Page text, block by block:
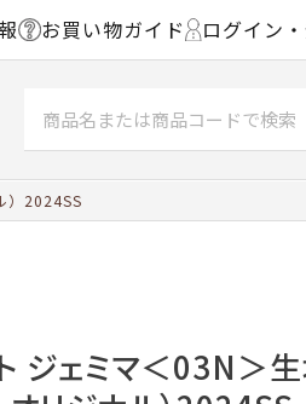
お買い物ガイド ログイン
）2024SS
ジェミマ＜03N＞生